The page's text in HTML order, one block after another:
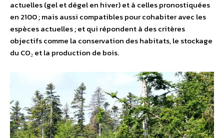
actuelles (gel et dégel en hiver) et à celles pronostiquées
en 2100 ; mais aussi compatibles pour cohabiter avec les
espèces actuelles ; et qui répondent à des critères
objectifs comme la conservation des habitats, le stockage
du CO₂ et la production de bois.